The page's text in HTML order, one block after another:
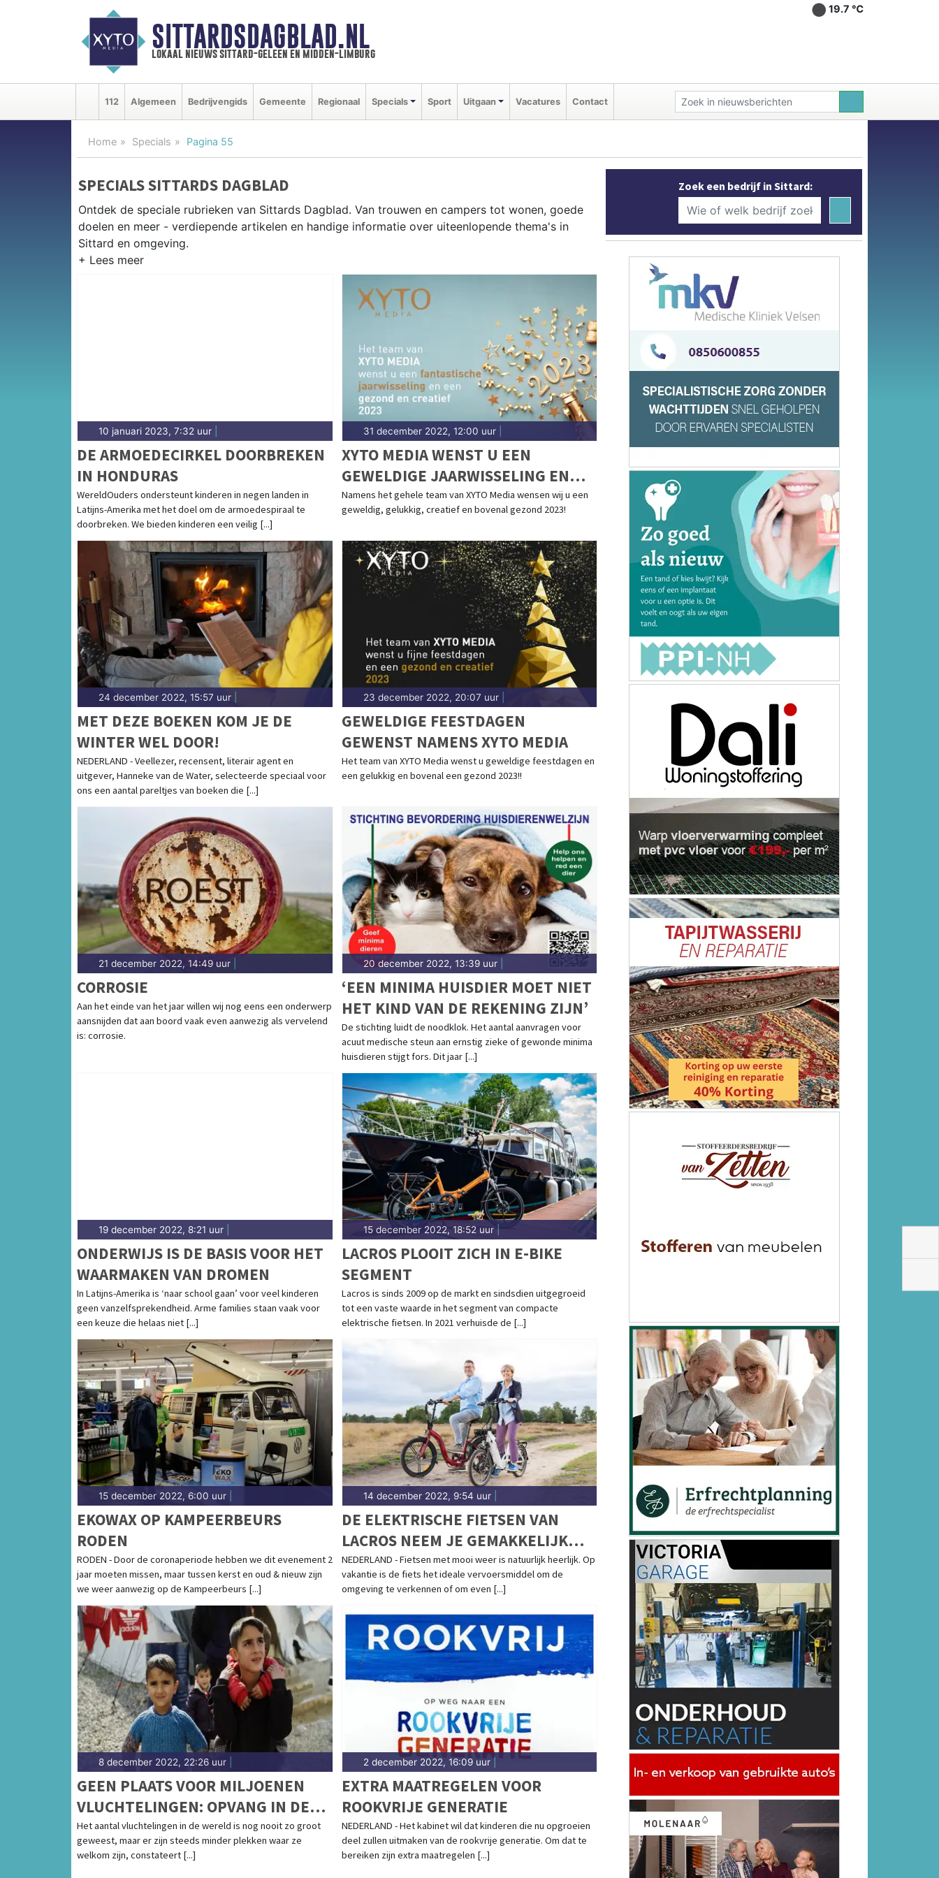
SITTARDSDAGBLAD.NL
lokaal nieuws sittard-geleen en midden-limburg
19.7 ℃
112 Algemeen Bedrijvengids Gemeente Regionaal Specials Sport Uitgaan Vacatures Contact
Home Specials Pagina 55
SPECIALS SITTARDS DAGBLAD
Ontdek de speciale rubrieken van Sittards Dagblad. Van trouwen en campers tot wonen, goede
doelen en meer - verdiepende artikelen en handige informatie over uiteenlopende thema's in
Sittard en omgeving.
10 januari 2023, 7:32 uur
DE ARMOEDECIRKEL DOORBREKEN
IN HONDURAS
WereldOuders ondersteunt kinderen in negen landen in
Latijns-Amerika met het doel om de armoedespiraal te
doorbreken. We bieden kinderen een veilig [...]
31 december 2022, 12:00 uur|
XYTO MEDIA WENST U EEN
GEWELDIGE JAARWISSELING EN
EEN GEZOND EN CREATIEF 2023
Namens het gehele team van XYTO Media wensen wij u een
geweldig, gelukkig, creatief en bovenal gezond 2023!
24 december 2022, 15:57 uur
MET DEZE BOEKEN KOM JE DE
WINTER WEL DOOR!
NEDERLAND - Veellezer, recensent, literair agent en
uitgever, Hanneke van de Water, selecteerde speciaal voor
ons een aantal pareltjes van boeken die [...]
23 december 2022, 20:07 uur|
GEWELDIGE FEESTDAGEN
GEWENST NAMENS XYTO MEDIA
Het team van XYTO Media wenst u geweldige feestdagen en
een gelukkig en bovenal een gezond 2023!!
21 december 2022, 14:49 uur
CORROSIE
Aan het einde van het jaar willen wij nog eens een onderwerp
aansnijden dat aan boord vaak even aanwezig als vervelend
is: corrosie.
20 december 2022, 13:39 uur|
‘EEN MINIMA HUISDIER MOET NIET
HET KIND VAN DE REKENING ZIJN’
De stichting luidt de noodklok. Het aantal aanvragen voor
acuut medische steun aan ernstig zieke of gewonde minima
huisdieren stijgt fors. Dit jaar [...]
19 december 2022, 8:21 uur
ONDERWIJS IS DE BASIS VOOR HET
WAARMAKEN VAN DROMEN
In Latijns-Amerika is ‘naar school gaan’ voor veel kinderen
geen vanzelfsprekendheid. Arme families staan vaak voor
een keuze die helaas niet [...]
15 december 2022, 18:52 uur|
LACROS PLOOIT ZICH IN E-BIKE
SEGMENT
Lacros is sinds 2009 op de markt en sindsdien uitgegroeid
tot een vaste waarde in het segment van compacte
elektrische fietsen. In 2021 verhuisde de [...]
15 december 2022, 6:00 uur
EKOWAX OP KAMPEERBEURS
RODEN
RODEN - Door de coronaperiode hebben we dit evenement 2
jaar moeten missen, maar tussen kerst en oud & nieuw zijn
we weer aanwezig op de Kampeerbeurs [...]
14 december 2022, 9:54 uur|
DE ELEKTRISCHE FIETSEN VAN
LACROS NEEM JE GEMAKKELIJK
MEE OP REIS
NEDERLAND - Fietsen met mooi weer is natuurlijk heerlijk. Op
vakantie is de fiets het ideale vervoersmiddel om de
omgeving te verkennen of om even [...]
8 december 2022, 22:26 uur
GEEN PLAATS VOOR MILJOENEN
VLUCHTELINGEN: OPVANG IN DE
REGIO STAAT ONDER DRUK
Het aantal vluchtelingen in de wereld is nog nooit zo groot
geweest, maar er zijn steeds minder plekken waar ze
welkom zijn, constateert [...]
2 december 2022, 16:09 uur|
EXTRA MAATREGELEN VOOR
ROOKVRIJE GENERATIE
NEDERLAND - Het kabinet wil dat kinderen die nu opgroeien
deel zullen uitmaken van de rookvrije generatie. Om dat te
bereiken zijn extra maatregelen [...]
Zoek een bedrijf in Sittard: